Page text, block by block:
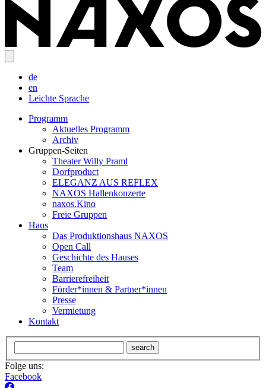
de
en
Leichte Sprache
Programm
Aktuelles Programm
Archiv
Gruppen-Seiten
Theater Willy Praml
Dorfproduct
ELEGANZ AUS REFLEX
NAXOS Hallenkonzerte
naxos.Kino
Freie Gruppen
Haus
Das Produktionshaus NAXOS
Open Call
Geschichte des Hauses
Team
Barrierefreiheit
Förder*innen & Partner*innen
Presse
Vermietung
Kontakt
search
Folge uns:
Facebook